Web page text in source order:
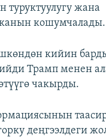
жана
кошумчалады.
кийин
Трамп менен
чакырды.
деңгээлдеги